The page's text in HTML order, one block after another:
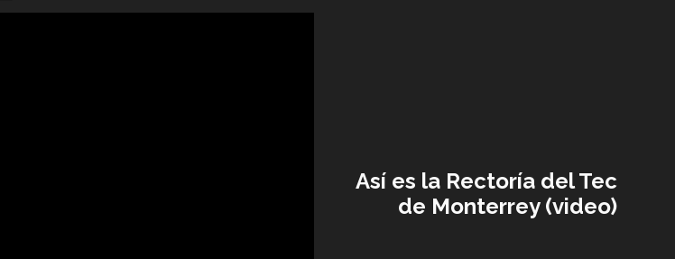
Así es la Rectoría del Tec
de Monterrey (video)